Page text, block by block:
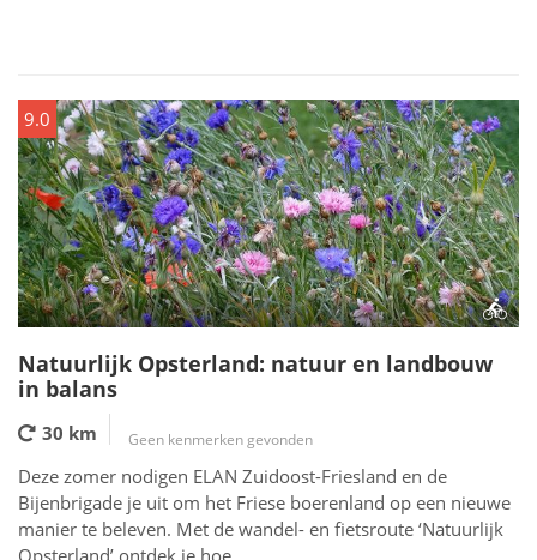
9.0
Natuurlijk Opsterland: natuur en landbouw
in balans
30 km Geen kenmerken gevonden
Deze zomer nodigen ELAN Zuidoost-Friesland en de
Bijenbrigade je uit om het Friese boerenland op een nieuwe
manier te beleven. Met de wandel- en fietsroute ‘Natuurlijk
Opsterland’ ontdek je hoe...